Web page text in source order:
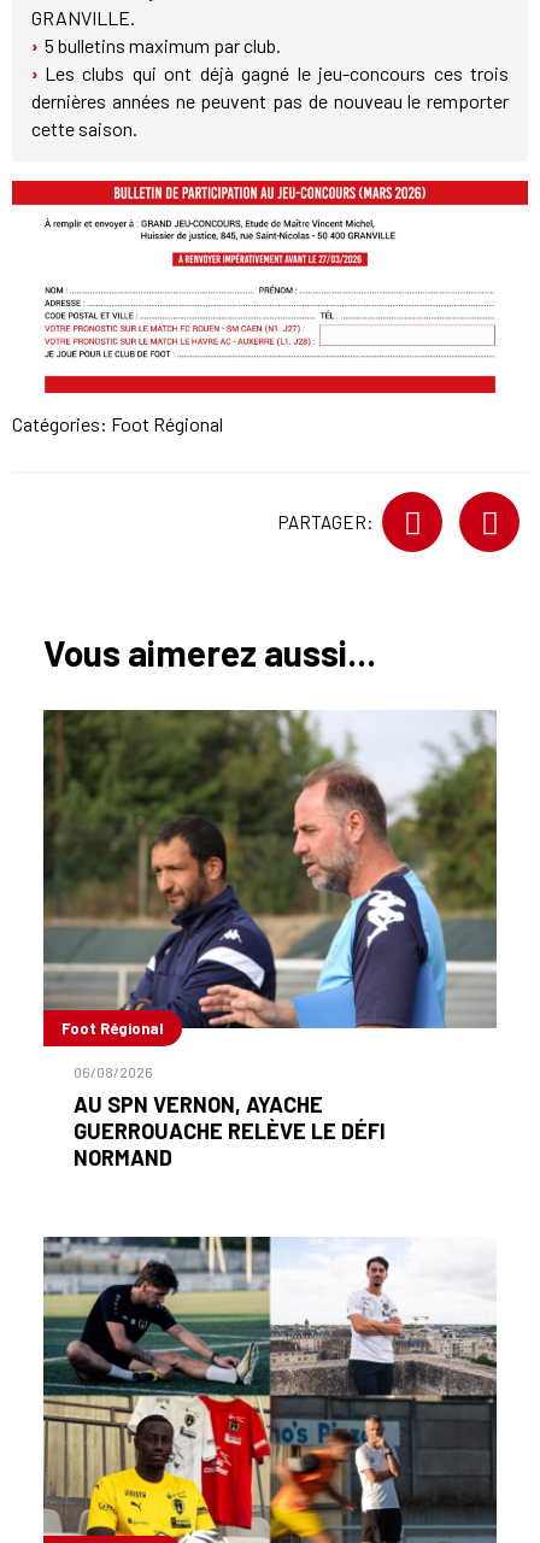
GRANVILLE.
5 bulletins maximum par club.
Les clubs qui ont déjà gagné le jeu-concours ces trois
dernières années ne peuvent pas de nouveau le remporter
cette saison.
Catégories: Foot Régional
PARTAGER:
Vous aimerez aussi...
Foot Régional
06/08/2026
AU SPN VERNON, AYACHE
GUERROUACHE RELÈVE LE DÉFI
NORMAND